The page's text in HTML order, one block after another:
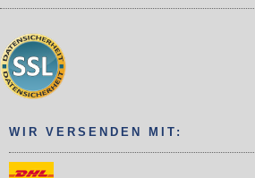
WIR VERSENDEN MIT: